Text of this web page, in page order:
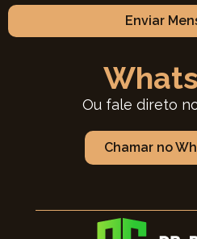
Enviar
Ou fale direto
Chamar no